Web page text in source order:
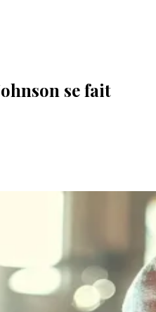
se fait